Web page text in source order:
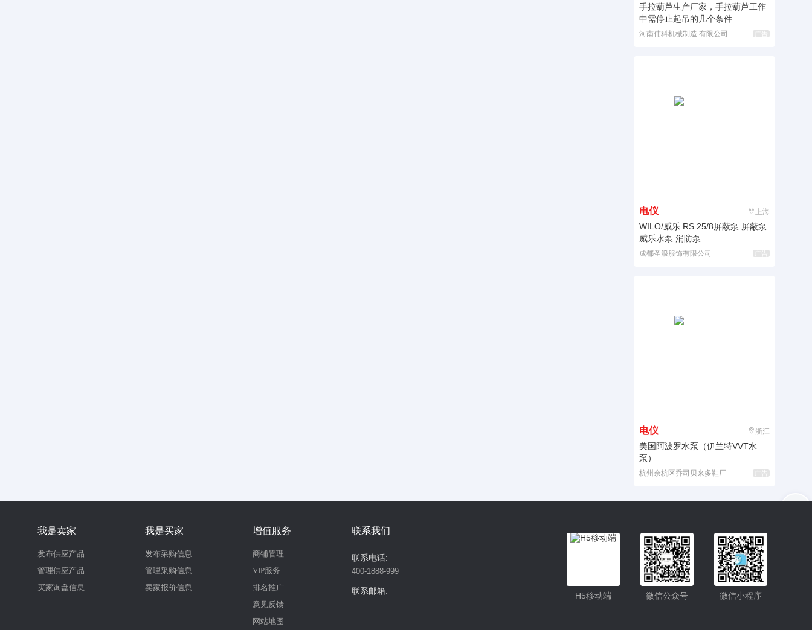
手拉葫芦生产厂家，手拉葫芦工作
中需停止起吊的几个条件
河南伟科机械制造 有限公司 广告
电仪 上海
WILO/威乐 RS 25/8屏蔽泵 屏蔽泵
威乐水泵 消防泵
成都圣浪服饰有限公司 广告
电仪 浙江
美国阿波罗水泵（伊兰特VVT水
泵）
杭州余杭区乔司贝来多鞋厂 广告
我是卖家
发布供应产品
管理供应产品
买家询盘信息
我是买家
发布采购信息
管理采购信息
卖家报价信息
增值服务
商铺管理
VIP服务
排名推广
意见反馈
网站地图
联系我们
联系电话:
400-1888-999
联系邮箱: 微信小程序
微信公众号
H5移动端
小程序更便捷的查找产品